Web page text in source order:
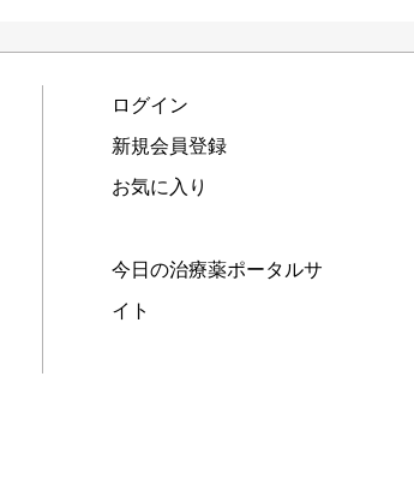
ログイン
新規会員登録
お気に入り
今日の治療薬ポータルサ
イト